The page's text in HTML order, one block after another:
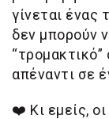
γίνεται ένας
δεν μπορούν
“τρομακτικό”
απέναντι σε
❤️ Κι εμείς,